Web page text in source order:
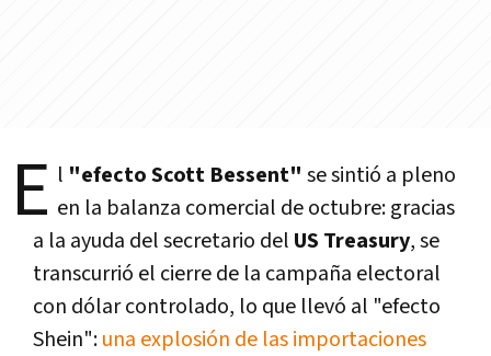
E l "efecto Scott Bessent" se sintió a pleno
en la balanza comercial de octubre: gracias
a la ayuda del secretario del US Treasury, se
transcurrió el cierre de la campaña electoral
con dólar controlado, lo que llevó al "efecto
Shein":una explosión de las importaciones